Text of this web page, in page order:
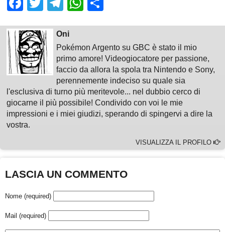
Oni
Pokémon Argento su GBC è stato il mio
primo amore! Videogiocatore per passione,
faccio da allora la spola tra Nintendo e Sony,
perennemente indeciso su quale sia
l'esclusiva di turno più meritevole... nel dubbio cerco di
giocarne il più possibile! Condivido con voi le mie
impressioni e i miei giudizi, sperando di spingervi a dire la
vostra.
VISUALIZZA IL PROFILO
LASCIA UN COMMENTO
Nome (required)
Mail (required)